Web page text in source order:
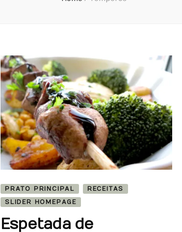
PRATO PRINCIPAL
RECEITAS
SLIDER HOMEPAGE
Espetada de